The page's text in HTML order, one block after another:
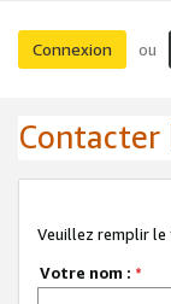
Connexion ou
Contacter
Veuillez remplir le
Votre nom : *